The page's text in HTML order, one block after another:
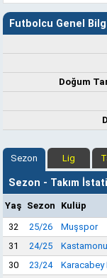
Futbolcu Genel
Doğum
Sezon Lig
Sezon - Takım
Yaş Sezon Kulüp
32
25/26 Muşspor
31
24/25
30
23/24 Karacabey